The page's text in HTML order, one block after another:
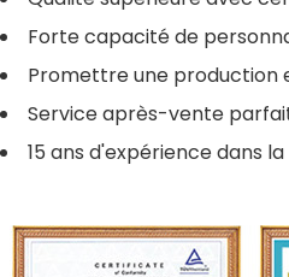
Forte capacité de
Promettre une production
Service après-vente
15 ans d'expérience dans